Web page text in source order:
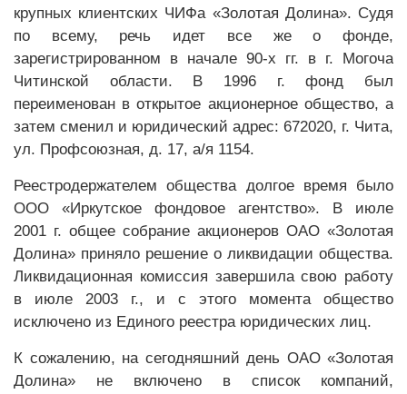
крупных клиентских ЧИФа «Золотая Долина». Судя
по всему, речь идет все же о фонде,
зарегистрированном в начале 90-х гг. в г. Могоча
Читинской области. В 1996 г. фонд был
переименован в открытое акционерное общество, а
затем сменил и юридический адрес: 672020, г. Чита,
ул. Профсоюзная, д. 17, а/я 1154.
Реестродержателем общества долгое время было
ООО «Иркутское фондовое агентство». В июле
2001 г. общее собрание акционеров ОАО «Золотая
Долина» приняло решение о ликвидации общества.
Ликвидационная комиссия завершила свою работу
в июле 2003 г., и с этого момента общество
исключено из Единого реестра юридических лиц.
К сожалению, на сегодняшний день ОАО «Золотая
Долина» не включено в список компаний,